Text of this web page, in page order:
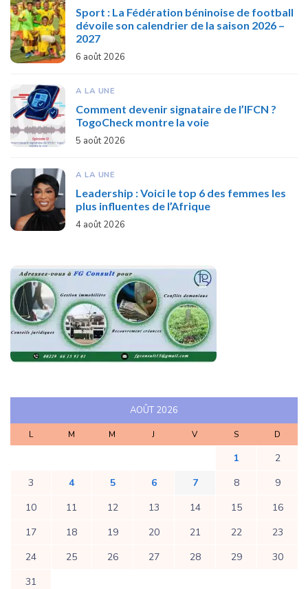
Sport : La Fédération béninoise de football
dévoile son calendrier de la saison 2026 –
2027
6 août 2026
A LA UNE
Comment devenir signataire de l’IFCN ?
TogoCheck montre la voie
5 août 2026
A LA UNE
Leadership : Voici le top 6 des femmes les
plus influentes de l’Afrique
4 août 2026
AOÛT 2026
L M M J V S D
1
2
3
4 5 6 7 8
9
10
11 12 13 14 15
16
17
18 19 20 21 22
23
24
25 26 27 28 29
30
31